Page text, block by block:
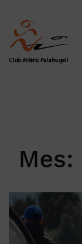
contenido
Mes: